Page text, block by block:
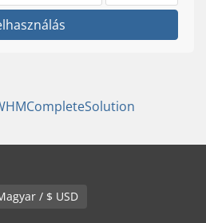
Magyar / $ USD